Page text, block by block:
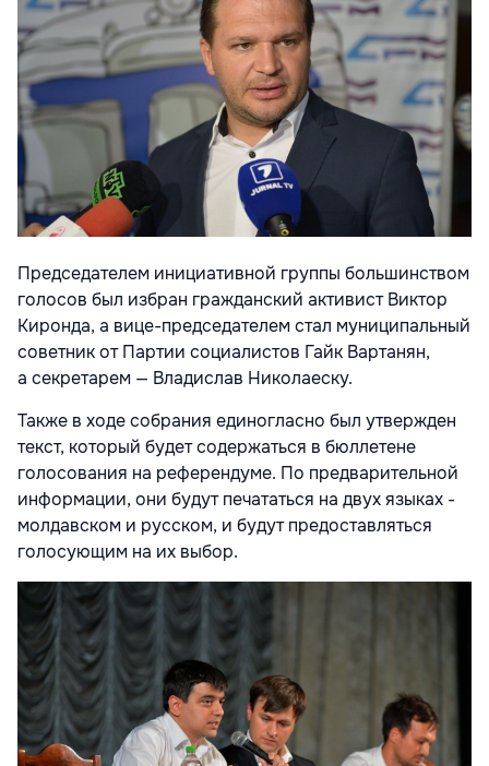
Председателем инициативной группы большинством
голосов был избран гражданский активист Виктор
Киронда, а вице-председателем стал муниципальный
советник от Партии социалистов Гайк Вартанян,
а секретарем — Владислав Николаеску.
Также в ходе собрания единогласно был утвержден
текст, который будет содержаться в бюллетене
голосования на референдуме. По предварительной
информации, они будут печататься на двух языках -
молдавском и русском, и будут предоставляться
голосующим на их выбор.